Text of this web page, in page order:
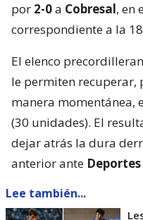
por 2-0a Cobresal, en
correspondiente a la
El elenco
le permiten recuperar,
manera momentánea,
(30 unidades). El
dejar atrás la dura
anterior ante
Lee también...